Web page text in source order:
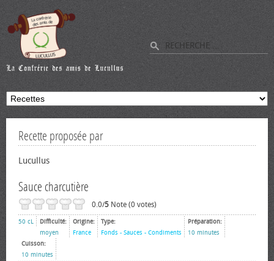
Recette proposée par
Lucullus
Sauce charcutière
0.0/5 Note (0 votes)
50 cL
Difficulté:
moyen
Origine:
France
Type:
Fonds - Sauces - Condiments
Préparation:
10 minutes
Cuisson:
10 minutes